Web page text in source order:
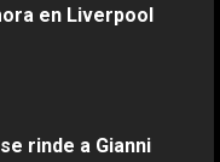
deliciosa
en Liverpool
rinde a Gianni